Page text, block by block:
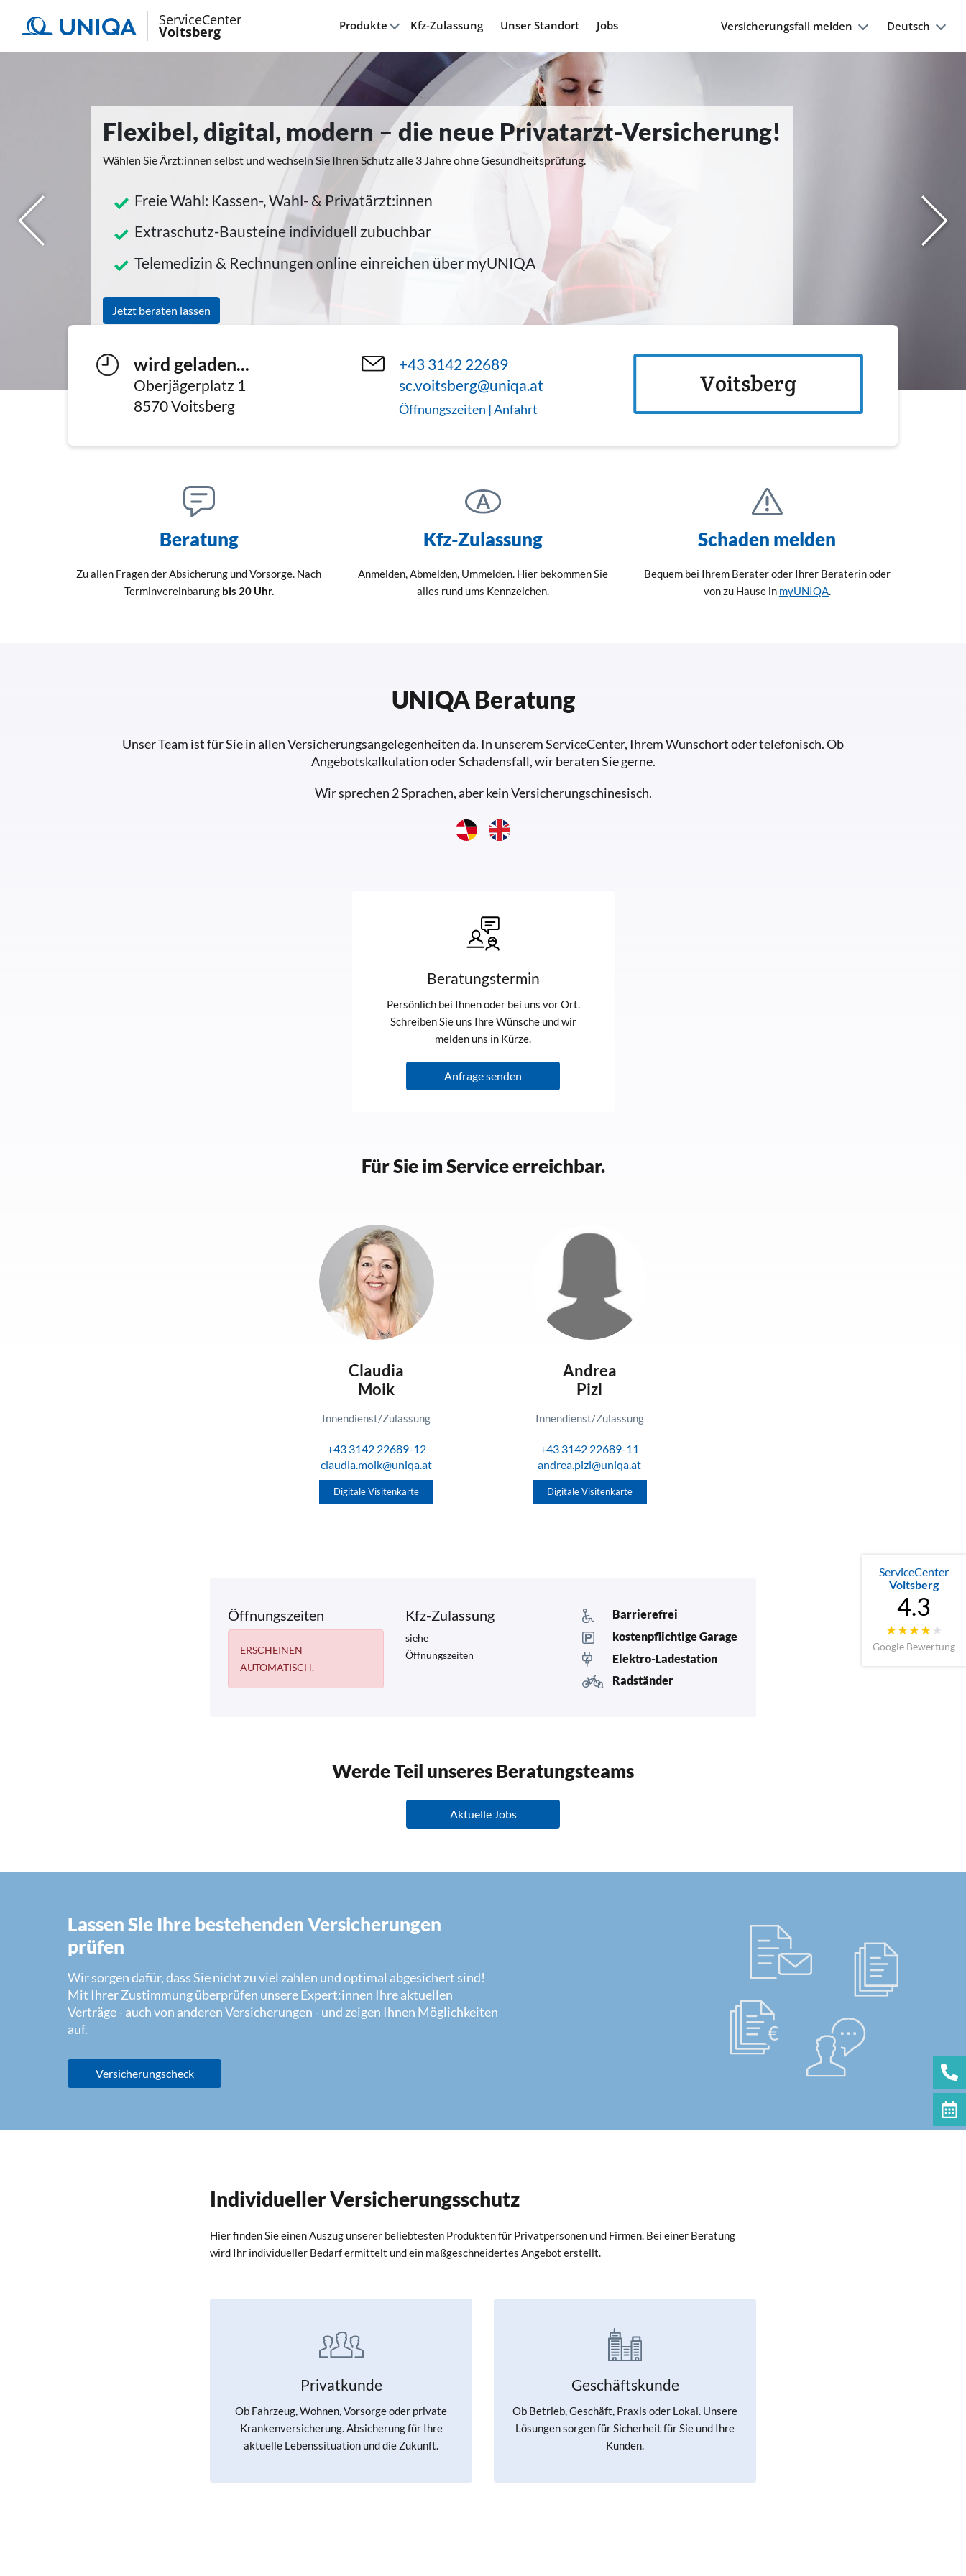
ServiceCenter
Voitsberg Produkte Kfz-Zulassung Unser Standort Jobs Versicherungsfall melden Deutsch
Flexibel, digital, modern – die neue Privatarzt-Versicherung!
Wählen Sie Ärzt:innen selbst und wechseln Sie Ihren Schutz alle 3 Jahre ohne Gesundheitsprüfung.
Freie Wahl: Kassen-, Wahl- & Privatärzt:innen
Extraschutz-Bausteine individuell zubuchbar
Telemedizin & Rechnungen online einreichen über myUNIQA
Jetzt beraten lassen
ServiceCenter
Voitsberg
4.3
Google Bewertung
wird geladen...
Oberjägerplatz 1
8570Voitsberg
+43 3142 22689
sc.voitsberg@uniqa.at
Öffnungszeiten | Anfahrt
Voitsberg
Beratung
Zu allen Fragen der Absicherung und Vorsorge. Nach
Terminvereinbarung bis 20 Uhr.
Kfz-Zulassung
Anmelden, Abmelden, Ummelden. Hier bekommen Sie
alles rund ums Kennzeichen.
Schaden melden
Bequem bei Ihrem Berater oder Ihrer Beraterin oder
von zu Hause in myUNIQA.
UNIQA Beratung
Unser Team ist für Sie in allen Versicherungsangelegenheiten da. In unserem ServiceCenter, Ihrem Wunschort oder telefonisch. Ob
Angebotskalkulation oder Schadensfall, wir beraten Sie gerne.
Wir sprechen 2 Sprachen, aber kein Versicherungschinesisch.
Beratungstermin
Persönlich bei Ihnen oder bei uns vor Ort.
Schreiben Sie uns Ihre Wünsche und wir
melden uns in Kürze.
Anfrage senden
Für Sie im Service erreichbar.
Claudia
Moik
Innendienst/Zulassung
+43 3142 22689-12
claudia.moik@uniqa.at
Digitale Visitenkarte
Andrea
Pizl
Innendienst/Zulassung
+43 3142 22689-11
andrea.pizl@uniqa.at
Digitale Visitenkarte
Öffnungszeiten
ERSCHEINEN
AUTOMATISCH.
Kfz-Zulassung
siehe
Öffnungszeiten
Barrierefrei
kostenpflichtige Garage
Elektro-Ladestation
Radständer
Werde Teil unseres Beratungsteams
Aktuelle Jobs
Lassen Sie Ihre bestehenden Versicherungen
prüfen
Wir sorgen dafür, dass Sie nicht zu viel zahlen und optimal abgesichert sind!
Mit Ihrer Zustimmung überprüfen unsere Expert:innen Ihre aktuellen
Verträge - auch von anderen Versicherungen - und zeigen Ihnen Möglichkeiten
auf.
Versicherungscheck
Individueller Versicherungsschutz
Hier finden Sie einen Auszug unserer beliebtesten Produkten für Privatpersonen und Firmen. Bei einer Beratung
wird Ihr individueller Bedarf ermittelt und ein maßgeschneidertes Angebot erstellt.
Privatkunde
Ob Fahrzeug, Wohnen, Vorsorge oder private
Krankenversicherung. Absicherung für Ihre
aktuelle Lebenssituation und die Zukunft.
Geschäftskunde
Ob Betrieb, Geschäft, Praxis oder Lokal. Unsere
Lösungen sorgen für Sicherheit für Sie und Ihre
Kunden.